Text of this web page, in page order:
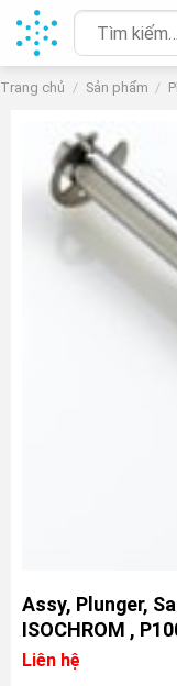
Chuyển
đến
nội
dung
Tìm
kiếm:
Trang chủ / Sản phẩm /
Assy, Plunger,
ISOCHROM ,
Liên hệ